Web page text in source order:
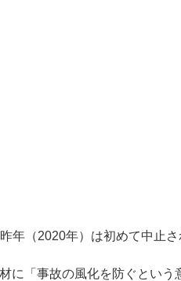
年（2020年）は初めて中止さ
「事故の風化を防ぐという